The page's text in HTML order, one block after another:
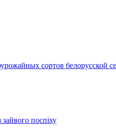
сортов белорусской
поспіху